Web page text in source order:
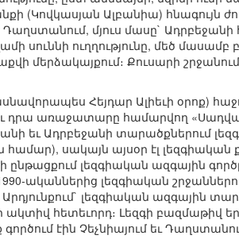
(Կովկասյան Ալբանիա) հնագույն
մյուս մասը` Ադրբեջանի
սուննի ուղղությունը, մեծ
մերձակայքում։ Քուսարի
Հեյդար Ալիեւի օրոք)
դրա առաջատարը համարվող
եւ Ադրբեջանի տարածքներում
սակայն այսօր էլ լեզգիական
լեզգիական ազգային
1990-ականներից լեզգիական
լեզգիական ազգային
հետեւորդ։ Լեզգի բազմաթիվ
էին Չեչնիայում եւ